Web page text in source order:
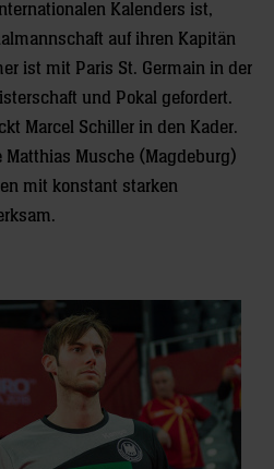
Kalenders ist,
auf ihren Kapitän
ist mit Paris St. Germain in der
und Pokal gefordert.
Marcel Schiller in den Kader.
Matthias Musche (Magdeburg)
mit konstant starken